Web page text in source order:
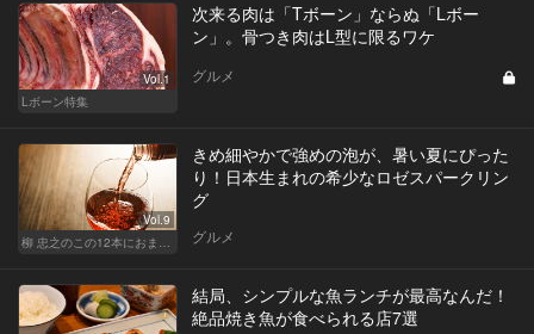
Vol.1
Lボーン特集
次来る肉は「Tボーン」ならぬ「Lボー
ン」。骨つき肉はL型に限るワケ
グルメ
Vol.9
柳 忠之のこの12本におまかせ
きめ細やかで強めの泡が、暑い夏にぴった
り！日本生まれの希少なロゼスパークリン
グ
グルメ
結局、シンプルな魚ランチが最高なんだ！
絶品焼き魚が食べられる店7選